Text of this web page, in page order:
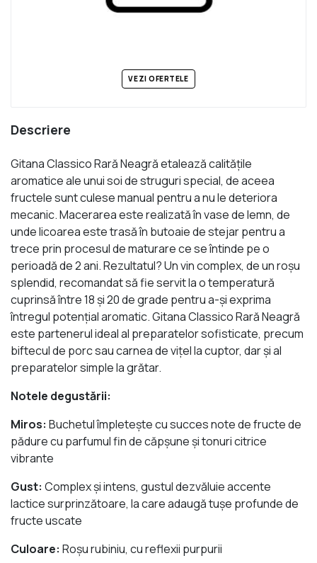
VEZI OFERTELE
Descriere
Gitana Classico Rară Neagră etalează calităţile
aromatice ale unui soi de struguri special, de aceea
fructele sunt culese manual pentru a nu le deteriora
mecanic. Macerarea este realizată în vase de lemn, de
unde licoarea este trasă în butoaie de stejar pentru a
trece prin procesul de maturare ce se întinde pe o
perioadă de 2 ani. Rezultatul? Un vin complex, de un roşu
splendid, recomandat să fie servit la o temperatură
cuprinsă între 18 și 20 de grade pentru a-şi exprima
întregul potenţial aromatic. Gitana Classico Rară Neagră
este partenerul ideal al preparatelor sofisticate, precum
biftecul de porc sau carnea de vițel la cuptor, dar și al
preparatelor simple la grătar.
Notele degustării:
Miros: Buchetul împletește cu succes note de fructe de
pădure cu parfumul fin de căpșune și tonuri citrice
vibrante
Gust: Complex şi intens, gustul dezvăluie accente
lactice surprinzătoare, la care adaugă tușe profunde de
fructe uscate
Culoare: Roşu rubiniu, cu reflexii purpurii